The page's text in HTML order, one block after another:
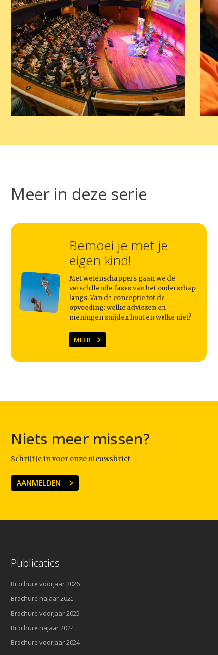
Meer in deze serie
Bemoei je met je
eigen kind!
Met wetenschappers gaan we de
verschillende fases van het ouderschap
langs. Van de conceptie tot de
opvoeding: welke adviezen en
meningen snijden hout en welke niet?
MEER
Niets meer missen?
Schrijf je in voor onze nieuwsbrief
AANMELDEN
Publicaties
Brochure voorjaar 2026
Brochure najaar 2025
Brochure voorjaar 2025
Brochure najaar 2024
Brochure voorjaar 2024